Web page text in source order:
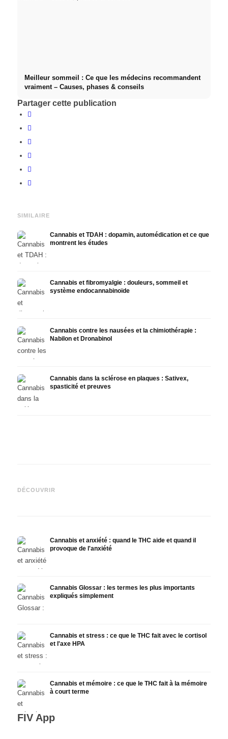
Meilleur sommeil : Ce que les médecins recommandent
vraiment – Causes, phases & conseils
Partager cette publication
SIMILAIRE
Cannabis et TDAH : dopamin, automédication et ce que
montrent les études
Cannabis et fibromyalgie : douleurs, sommeil et
système endocannabinoïde
Cannabis contre les nausées et la chimiothérapie :
Nabilon et Dronabinol
Cannabis dans la sclérose en plaques : Sativex,
spasticité et preuves
DÉCOUVRIR
CBD, Epidiolex et l'état actuel
Cannabis et anxiété : quand le THC aide et quand il
provoque de l'anxiété
Cannabis Glossar : les termes les plus importants
expliqués simplement
Cannabis et stress : ce que le THC fait avec le cortisol
et l'axe HPA
Cannabis et mémoire : ce que le THC fait à la mémoire
à court terme
FIV App